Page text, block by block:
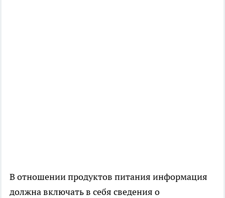
В отношении продуктов питания информация
должна включать в себя сведения о